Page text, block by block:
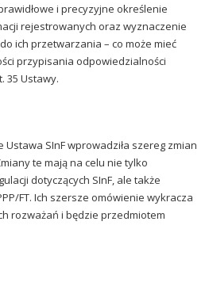
i precyzyjne określenie
rejestrowanych oraz wyznaczenie
ich przetwarzania – co może mieć
przypisania odpowiedzialności
35 Ustawy.
SInF wprowadziła szereg zmian
te mają na celu nie tylko
dotyczących SInF, ale także
FT. Ich szersze omówienie wykracza
rozważań i będzie przedmiotem